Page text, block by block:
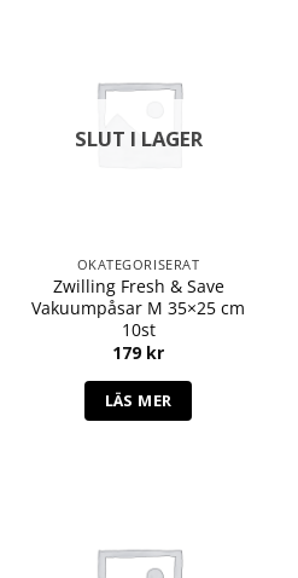
SLUT I LAGER
OKATEGORISERAT
Zwilling Fresh & Save
Vakuumpåsar M 35×25 cm
10st
179 kr
LÄS MER